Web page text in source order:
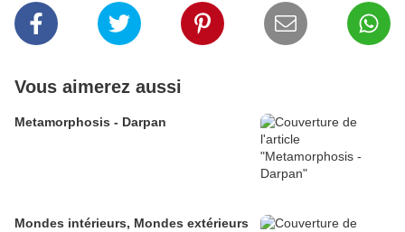
Vous aimerez aussi
Metamorphosis - Darpan
Mondes intérieurs, Mondes extérieurs